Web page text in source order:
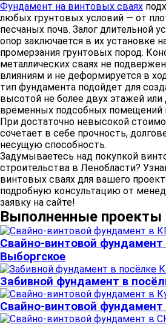
Фундамент на винтовых сваях
любых грунтовых условий — от
песчаных почв. Залог длительной
опор заключается в их установке
промерзания грунтовых пород.
металлических сваях не
влияниям и не деформируется в
тип фундамента подойдет для
высотой не более двух этажей или
временных подсобных помещений
При достаточно невысокой
сочетает в себе прочность,
несущую способность.
Задумываетесь над покупкой
строительства в Ленобласти?
винтовых сваях для вашего
подробную консультацию от
заявку на сайте!
Выполненные проекты
Свайно-винтовой фундамент
Выборгское
Забивной фундамент в
Свайно-винтовой фундамент